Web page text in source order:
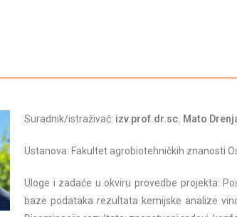
Suradnik/istraživač: izv.prof.dr.sc. Mato
Ustanova: Fakultet agrobiotehničkih znanosti
Uloge i zadaće u okviru provedbe projekta:
baze podataka rezultata kemijske analize